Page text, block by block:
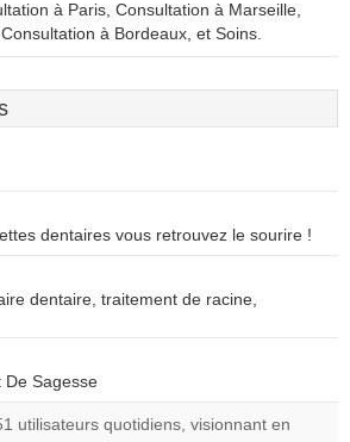
à Paris, Consultation à Marseille,
à Bordeaux, et Soins.
dentaires vous retrouvez le sourire !
dentaire, traitement de racine,
De Sagesse
utilisateurs quotidiens, visionnant en